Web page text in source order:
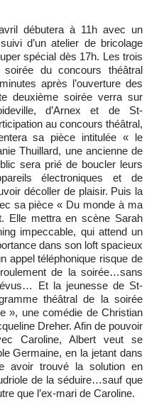
débutera à 11h avec un
d’un atelier de bricolage
spécial dès 17h. Les trois
du concours théâtral
après l’ouverture des
deuxième soirée verra sur
d’Arnex et de St-
au concours théâtral,
sa pièce intitulée « le
Thuillard, une ancienne de
sera prié de boucler leurs
électroniques et de
décoller de plaisir. Puis la
sa pièce « Du monde à ma
Elle mettra en scène Sarah
impeccable, qui attend un
dans son loft spacieux
appel téléphonique risque de
de la soirée…sans
Et la jeunesse de St-
théâtral de la soirée
», une comédie de Christian
Dreher. Afin de pouvoir
Caroline, Albert veut se
Germaine, en la jetant dans
avoir trouvé la solution en
de la séduire…sauf que
que l’ex-mari de Caroline.